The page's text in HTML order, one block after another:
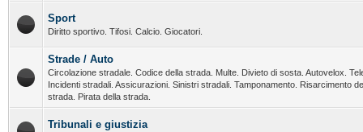
Sport
Diritto sportivo. Tifosi. Calcio. Giocatori.
Strade / Auto
Circolazione stradale. Codice della strada. Multe. Divieto di sosta. Autovelox.
Incidenti stradali. Assicurazioni. Sinistri stradali. Tamponamento. Risarcimento
strada. Pirata della strada.
Tribunali e giustizia